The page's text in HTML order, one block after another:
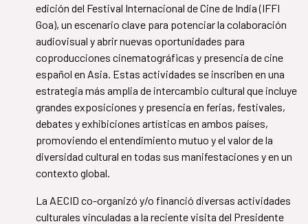
edición del Festival Internacional de Cine de India (IFFI
Goa), un escenario clave para potenciar la colaboración
audiovisual y abrir nuevas oportunidades para
coproducciones cinematográficas y presencia de cine
español en Asia. Estas actividades se inscriben en una
estrategia más amplia de intercambio cultural que incluye
grandes exposiciones y presencia en ferias, festivales,
debates y exhibiciones artísticas en ambos países,
promoviendo el entendimiento mutuo y el valor de la
diversidad cultural en todas sus manifestaciones y en un
contexto global.
La AECID co-organizó y/o financió diversas actividades
culturales vinculadas a la reciente visita del Presidente